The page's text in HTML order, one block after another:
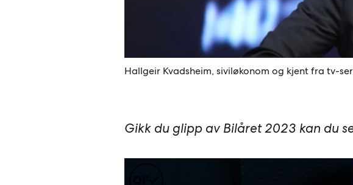
Hallgeir Kvadsheim, siviløkonom og kjent fra tv-
Gikk du glipp av Bilåret 2023 kan du